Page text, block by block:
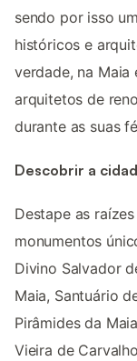
sendo por isso
históricos e
verdade, na
arquitetos de
durante as suas
Descobrir a
Destape as
monumentos
Divino Salvador
Maia, Santuário
Pirâmides da
Vieira de